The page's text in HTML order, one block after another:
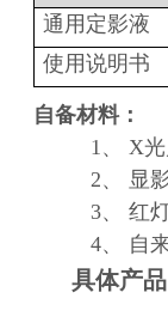
通用定影液
使用说明书
自备材料：
1、 X
2、 显
3、 红
4、 自
具体产